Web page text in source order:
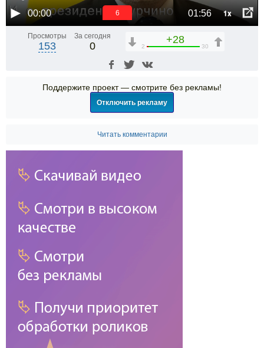
00:00 01:56 1x
5
Просмотры
153
За сегодня
0
+28
2 30
Поддержите проект — смотрите без рекламы!
Отключить рекламу
Читать комментарии